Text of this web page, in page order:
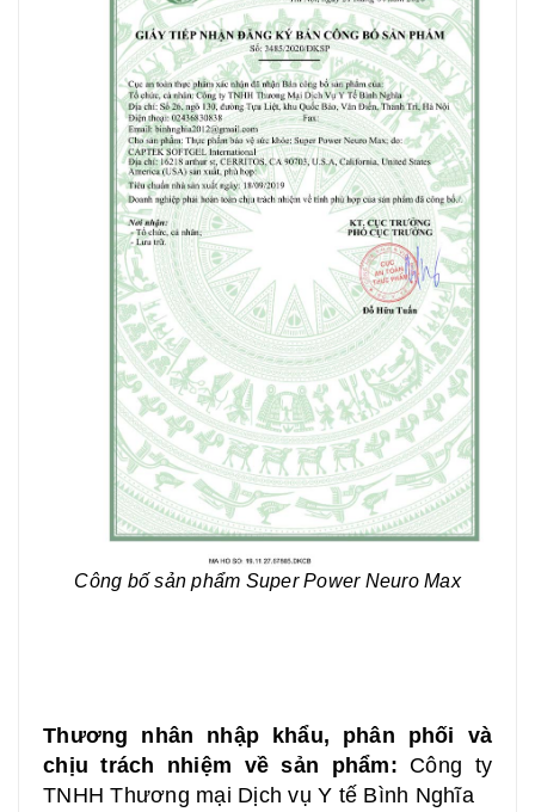
Công bố sản phẩm Super Power Neuro Max
Thương nhân nhập khẩu, phân phối và
chịu trách nhiệm về sản phẩm: Công ty
TNHH Thương mại Dịch vụ Y tế Bình Nghĩa